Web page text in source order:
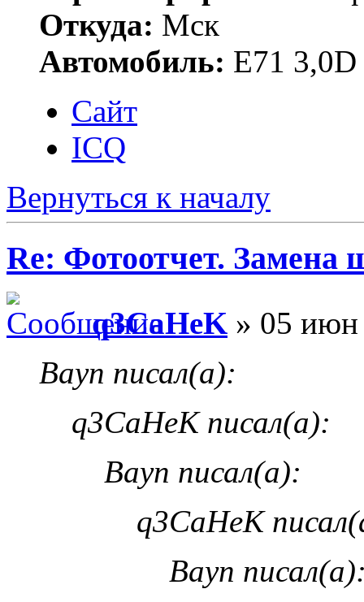
Откуда: Мск
Автомобиль: Е71 3,0D
Сайт
ICQ
Вернуться к началу
Re: Фотоотчет. Замена
q3CaHeK » 05 июн
Bayn писал(а):
q3CaHeK писал(а):
Bayn писал(а):
q3CaHeK
Bayn